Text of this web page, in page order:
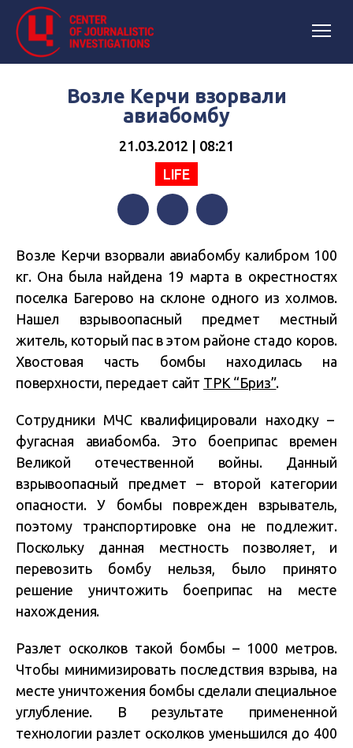
Возле Керчи взорвали
авиабомбу
21.03.2012 | 08:21
LIFE
Возле Керчи взорвали авиабомбу калибром 100
кг. Она была найдена 19 марта в окрестностях
поселка Багерово на склоне одного из холмов.
Нашел взрывоопасный предмет местный
житель, который пас в этом районе стадо коров.
Хвостовая часть бомбы находилась на
поверхности, передает сайт ТРК “Бриз”.
Сотрудники МЧС квалифицировали находку –
фугасная авиабомба. Это боеприпас времен
Великой отечественной войны. Данный
взрывоопасный предмет – второй категории
опасности. У бомбы поврежден взрыватель,
поэтому транспортировке она не подлежит.
Поскольку данная местность позволяет, и
перевозить бомбу нельзя, было принято
решение уничтожить боеприпас на месте
нахождения.
Разлет осколков такой бомбы – 1000 метров.
Чтобы минимизировать последствия взрыва, на
месте уничтожения бомбы сделали специальное
углубление. В результате примененной
технологии разлет осколков уменьшился до 400